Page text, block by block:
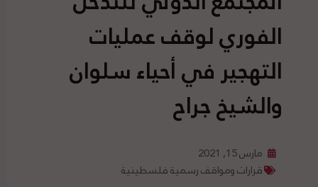
الفوري لوقف عمليات
التهجير في أحياء سلوان
والشيخ جراح
مارس 15, 2021
قرارات ومواقف رسمية فلسطينية